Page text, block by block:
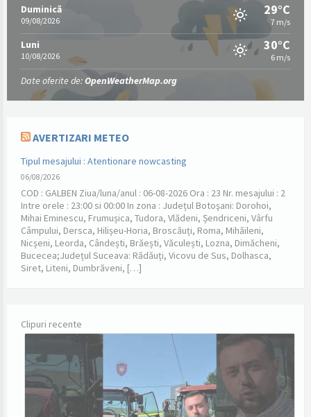
Duminică
09/08/2026
29°C
7 m/s
Luni
10/08/2026
30°C
6 m/s
Date oferite de: OpenWeatherMap.org
AVERTIZARI METEO
Tipul mesajului : Atentionare nowcasting
06/08/2026
COD : GALBEN Ziua/luna/anul : 06-08-2026 Ora : 23 Nr. mesajului : 2
Intre orele : 23:00 si 00:00 In zona : Județul Botoşani: Dorohoi,
Mihai Eminescu, Frumușica, Tudora, Vlădeni, Șendriceni, Vârfu
Câmpului, Dersca, Hilișeu-Horia, Broscăuți, Roma, Mihăileni,
Nicșeni, Leorda, Cândești, Brăești, Văculești, Lozna, Dimăcheni,
Bucecea;Județul Suceava: Rădăuți, Vicovu de Sus, Dolhasca,
Siret, Liteni, Dumbrăveni, […]
Clipuri recente